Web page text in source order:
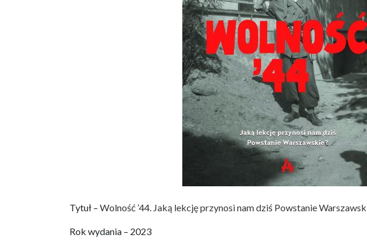
Tytuł – Wolność ’44. Jaką lekcję przynosi nam dziś Powstanie
Rok wydania – 2023